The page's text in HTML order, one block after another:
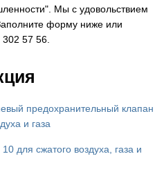
Мы с удовольствием
форму ниже или
57 56.
предохранительный клапан
и газа
для сжатого воздуха, газа и